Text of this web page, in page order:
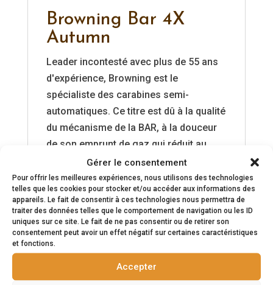
Gérer le consentement
Pour offrir les meilleures expériences, nous utilisons des technologies
telles que les cookies pour stocker et/ou accéder aux informations des
appareils. Le fait de consentir à ces technologies nous permettra de
traiter des données telles que le comportement de navigation ou les ID
uniques sur ce site. Le fait de ne pas consentir ou de retirer son
consentement peut avoir un effet négatif sur certaines caractéristiques
et fonctions.
Accepter
Browning Bar 4X
Autumn
Leader incontesté avec plus de 55 ans
d'expérience, Browning est le
spécialiste des carabines semi-
automatiques. Ce titre est dû à la qualité
du mécanisme de la BAR, à la douceur
de son emprunt de gaz qui réduit au
maximum la sensation de recul, à sa
fiabilité mais aussi et surtout au fait
qu'elle a constamment évolué pour
vous offrir des performances toujours
meilleures.
Afin d'offrir une nouvelle expérience de